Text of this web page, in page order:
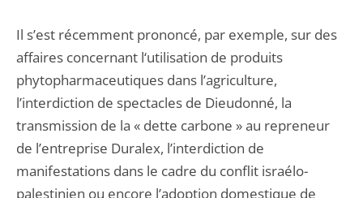
Il s’est récemment prononcé, par exemple, sur des
affaires concernant l‘utilisation de produits
phytopharmaceutiques dans l’agriculture,
l’interdiction de spectacles de Dieudonné, la
transmission de la « dette carbone » au repreneur
de l’entreprise Duralex, l’interdiction de
manifestations dans le cadre du conflit israélo-
palestinien ou encore l’adoption domestique de